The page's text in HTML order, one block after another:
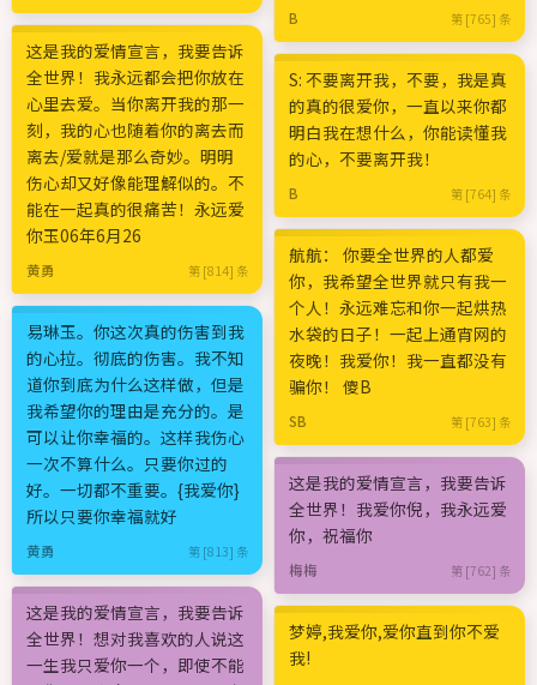
这是我的爱情宣言，我要告诉
全世界！我永远都会把你放在
心里去爱。当你离开我的那一
刻，我的心也随着你的离去而
离去/爱就是那么奇妙。明明
伤心却又好像能理解似的。不
能在一起真的很痛苦！永远爱
你玉06年6月26
黄勇 第 [814] 条
易琳玉。你这次真的伤害到我
的心拉。彻底的伤害。我不知
道你到底为什么这样做，但是
我希望你的理由是充分的。是
可以让你幸福的。这样我伤心
一次不算什么。只要你过的
好。一切都不重要。{我爱你}
所以只要你幸福就好
黄勇 第 [813] 条
这是我的爱情宣言，我要告诉
全世界！想对我喜欢的人说这
一生我只爱你一个，即使不能
B 第 [765] 条
S: 不要离开我，不要，我是真
的真的很爱你，一直以来你都
明白我在想什么，你能读懂我
的心，不要离开我！
B 第 [764] 条
航航： 你要全世界的人都爱
你，我希望全世界就只有我一
个人！永远难忘和你一起烘热
水袋的日子！一起上通宵网的
夜晚！我爱你！我一直都没有
骗你！ 傻B
SB 第 [763] 条
这是我的爱情宣言，我要告诉
全世界！我爱你倪，我永远爱
你，祝福你
梅梅 第 [762] 条
梦婷,我爱你,爱你直到你不爱
我!